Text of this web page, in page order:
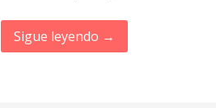
Sigue leyendo →